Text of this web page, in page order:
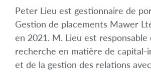
Peter Lieu est gestionnaire de
Gestion de placements Mawer
en 2021. M. Lieu est responsable
recherche en matière de capital-
et de la gestion des relations